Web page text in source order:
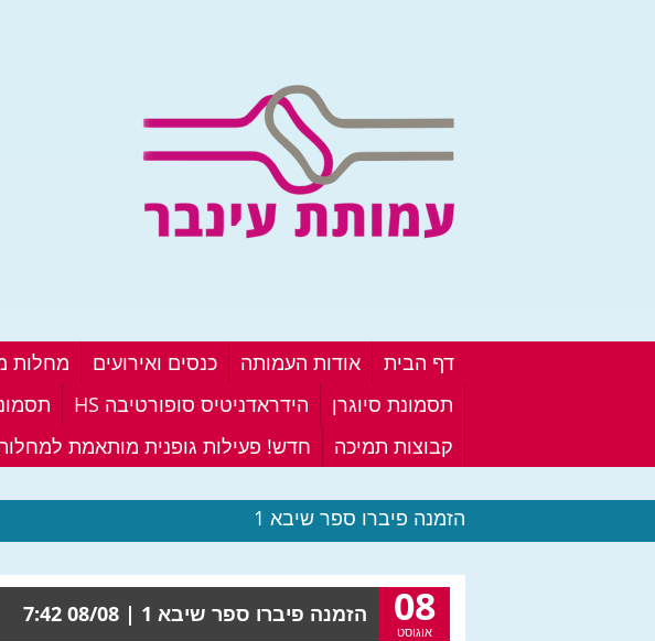
דף הבית אודות העמותה כנסים ואירועים מחלות
תסמונת סיוגרן
הידראדניטיס סופורטיבה HS
קבוצות תמיכה
חדש! פעילות גופנית מותאמת למחלות
הזמנה פיברו ספר שיבא 1
08
אוגוסט
הזמנה פיברו ספר שיבא 1 | 08/08 7:42